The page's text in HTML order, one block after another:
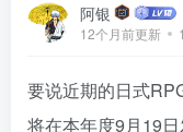
阿银
12个月前更新
要说近期的日式
将在本年度9月19